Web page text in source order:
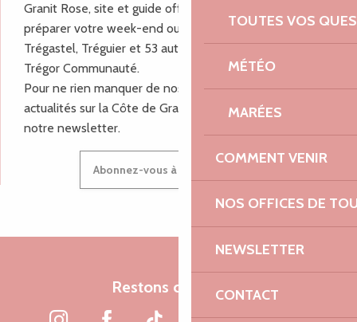
TOUTES VOS
MÉTÉO
MARÉES
COMMENT VENIR
NOS OFFICES DE
NEWSLETTER
CONTACT
Granit Rose, site et guide officiel pour vous aider à
préparer votre week-end ou vos vacances à Lannion,
Trégastel, Tréguier et 53 autres communes de Lannion-
Trégor Communauté.
Pour ne rien manquer de nos bons plans et nos
actualités sur la Côte de Granit Rose, inscrivez-vous à
notre newsletter.
Abonnez-vous à notre newsletter
Restons connectés